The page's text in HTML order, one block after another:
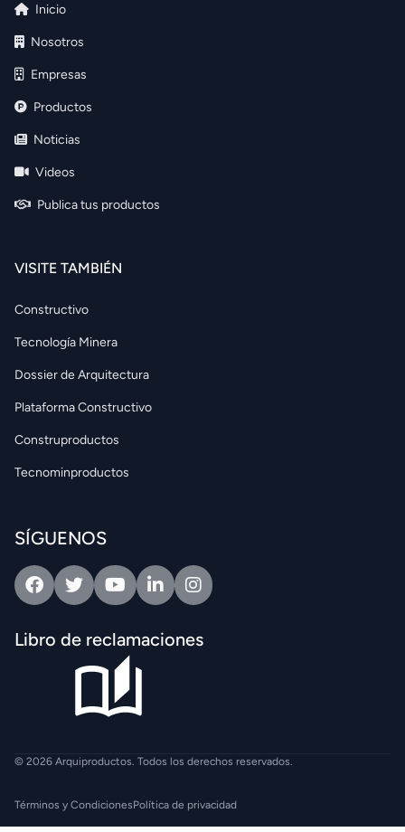
Inicio
Nosotros
Empresas
Productos
Noticias
Videos
Publica tus productos
VISITE TAMBIÉN
Constructivo
Tecnología Minera
Dossier de Arquitectura
Plataforma Constructivo
Construproductos
Tecnominproductos
SÍGUENOS
FacebookTwitterYoutubeLinkedinIntagram
Libro de reclamaciones
© 2026 Arquiproductos. Todos los derechos reservados.
Términos y CondicionesPolítica de privacidad